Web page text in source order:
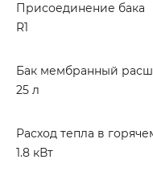
Присоединение бака
R1
Бак мембранный
25 л
Расход тепла в
1.8 кВт